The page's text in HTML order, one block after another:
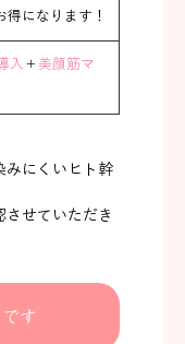
になります！
入 ＋ 美顔筋マ
にくいヒト幹
せていただき
す